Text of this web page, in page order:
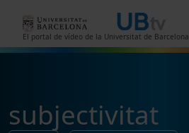
El portal de vídeo de la Universitat de Barcelona
subjectivitat